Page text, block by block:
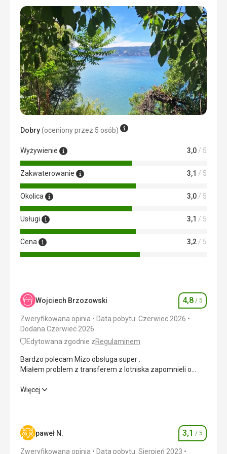
Plaża
dzikie plaze miały swój urok, ale pelno smieci dookoła już
nie...
Wyżywienie
ok
Zakwaterowanie
ok
Usługi
nowy hotel,ale brudne łazienki z grzybem
Dobry(oceniony przez 5 osób)
Wyżywienie 3,0 / 5
Zakwaterowanie 3,1 / 5
Okolica 3,0 / 5
Usługi 3,1 / 5
Cena 3,2 / 5
Wojciech Brzozowski Ocena
4,8 / 5
Zweryfikowana opinia
Data pobytu: Czerwiec 2026
Dodana Czerwiec 2026
Edytowana zgodnie zRegulaminem
Bardzo polecam Mizo obsługa super .
Miałem problem z transferem z lotniska zapomnieli o
Organizator ... sie nie popisał.
Bardzo polecam Mizo obsługa super .
Jezioro piękne polecam
Więcej
paweł N. Ocena
3,1 / 5
Zweryfikowana opinia
Data pobytu: Sierpień 2023